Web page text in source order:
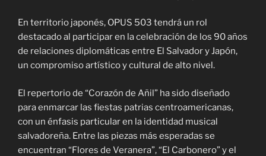
En territorio japonés, OPUS 503 tendrá un rol
destacado al participar en la celebración de los 90 años
de relaciones diplomáticas entre El Salvador y Japón,
un compromiso artístico y cultural de alto nivel.
El repertorio de “Corazón de Añil” ha sido diseñado
para enmarcar las fiestas patrias centroamericanas,
con un énfasis particular en la identidad musical
salvadoreña. Entre las piezas más esperadas se
encuentran “Flores de Veranera”, “El Carbonero” y el